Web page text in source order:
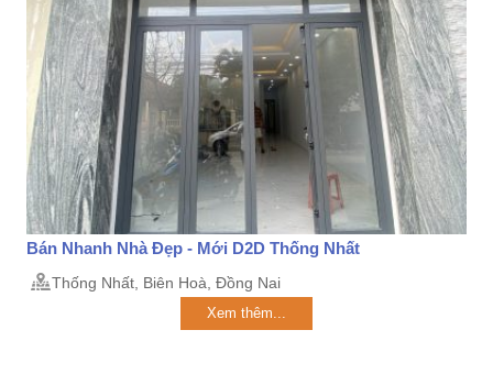
Bán Nhanh Nhà Đẹp - Mới D2D Thống Nhất
Thống Nhất, Biên Hoà, Đồng Nai
Xem thêm...